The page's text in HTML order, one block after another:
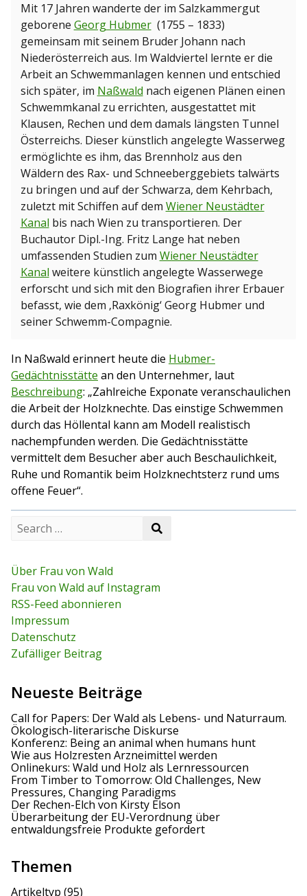
Mit 17 Jahren wanderte der im Salzkammergut
geborene Georg Hubmer(1755 – 1833)
gemeinsam mit seinem Bruder Johann nach
Niederösterreich aus. Im Waldviertel lernte er die
Arbeit an Schwemmanlagen kennen und entschied
sich später, im Naßwald nach eigenen Plänen einen
Schwemmkanal zu errichten, ausgestattet mit
Klausen, Rechen und dem damals längsten Tunnel
Österreichs. Dieser künstlich angelegte Wasserweg
ermöglichte es ihm, das Brennholz aus den
Wäldern des Rax- und Schneeberggebiets talwärts
zu bringen und auf der Schwarza, dem Kehrbach,
zuletzt mit Schiffen auf dem Wiener Neustädter
Kanal bis nach Wien zu transportieren. Der
Buchautor Dipl.-Ing. Fritz Lange hat neben
umfassenden Studien zum Wiener Neustädter
Kanal weitere künstlich angelegte Wasserwege
erforscht und sich mit den Biografien ihrer Erbauer
befasst, wie dem ‚Raxkönig‘ Georg Hubmer und
seiner Schwemm-Compagnie.
In Naßwald erinnert heute die Hubmer-
Gedächtnisstätte an den Unternehmer, laut
Beschreibung: „Zahlreiche Exponate veranschaulichen
die Arbeit der Holzknechte. Das einstige Schwemmen
durch das Höllental kann am Modell realistisch
nachempfunden werden. Die Gedächtnisstätte
vermittelt dem Besucher aber auch Beschaulichkeit,
Ruhe und Romantik beim Holzknechtsterz rund ums
offene Feuer“.
c
h
f
o
r
:
Über Frau von Wald
Frau von Wald auf Instagram
RSS-Feed abonnieren
Impressum
Datenschutz
Zufälliger Beitrag
Neueste Beiträge
Call for Papers: Der Wald als Lebens- und Naturraum.
Ökologisch-literarische Diskurse
Konferenz: Being an animal when humans hunt
Wie aus Holzresten Arzneimittel werden
Onlinekurs: Wald und Holz als Lernressourcen
From Timber to Tomorrow: Old Challenges, New
Pressures, Changing Paradigms
Der Rechen-Elch von Kirsty Elson
Überarbeitung der EU-Verordnung über
entwaldungsfreie Produkte gefordert
Themen
Artikeltyp (95)